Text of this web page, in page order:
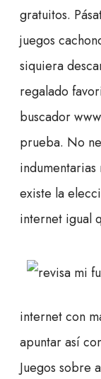
gratuitos.
juegos
siquiera
regalado
buscador
prueba. No
existe la
internet igual
internet con
apuntar así­
Juegos sobre